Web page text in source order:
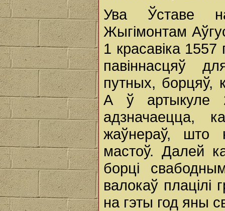
Ува Ўставе
Жыгімонтам
1 красавіка
павіннасцяў
путных, борцяў,
А ў артыкуле
адзначаецца,
жаўнераў, што
мастоў. Далей
борці
валокаў плацілі
на гэты год яны